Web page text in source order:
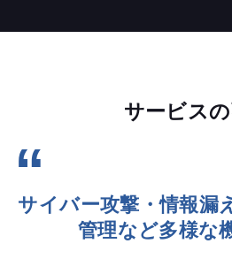
サービス
サイバー攻撃・情報漏
管理など多様な